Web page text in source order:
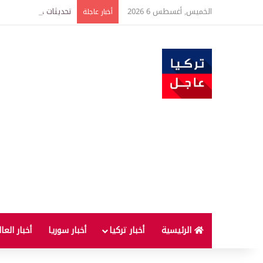
الخميس, أغسطس 6 2026 أخبار عاجلة
الرئيسية أخبار تركيا أخبار سوريا أخبار